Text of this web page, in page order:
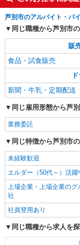
芦別市のアルバイト・バ
同じ職種から芦別市
販
食品・試食販売
新聞・牛乳・定期配送
同じ雇用形態から芦
業務委託
同じ特徴から芦別市
未経験歓迎
エルダー（50代～）活躍
上場企業・上場企業のグ
社
社員登用あり
同じ職種から求人を